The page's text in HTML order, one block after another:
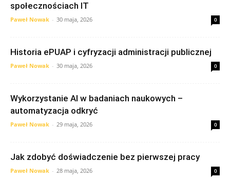
społecznościach IT
Paweł Nowak - 30 maja, 2026 0
Historia ePUAP i cyfryzacji administracji publicznej
Paweł Nowak - 30 maja, 2026 0
Wykorzystanie AI w badaniach naukowych –
automatyzacja odkryć
Paweł Nowak - 29 maja, 2026 0
Jak zdobyć doświadczenie bez pierwszej pracy
Paweł Nowak - 28 maja, 2026 0